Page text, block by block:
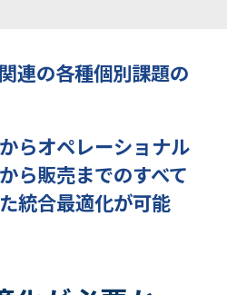
連の各種個別課題の
らオペレーショナル
ら販売までのすべて
統合最適化が可能